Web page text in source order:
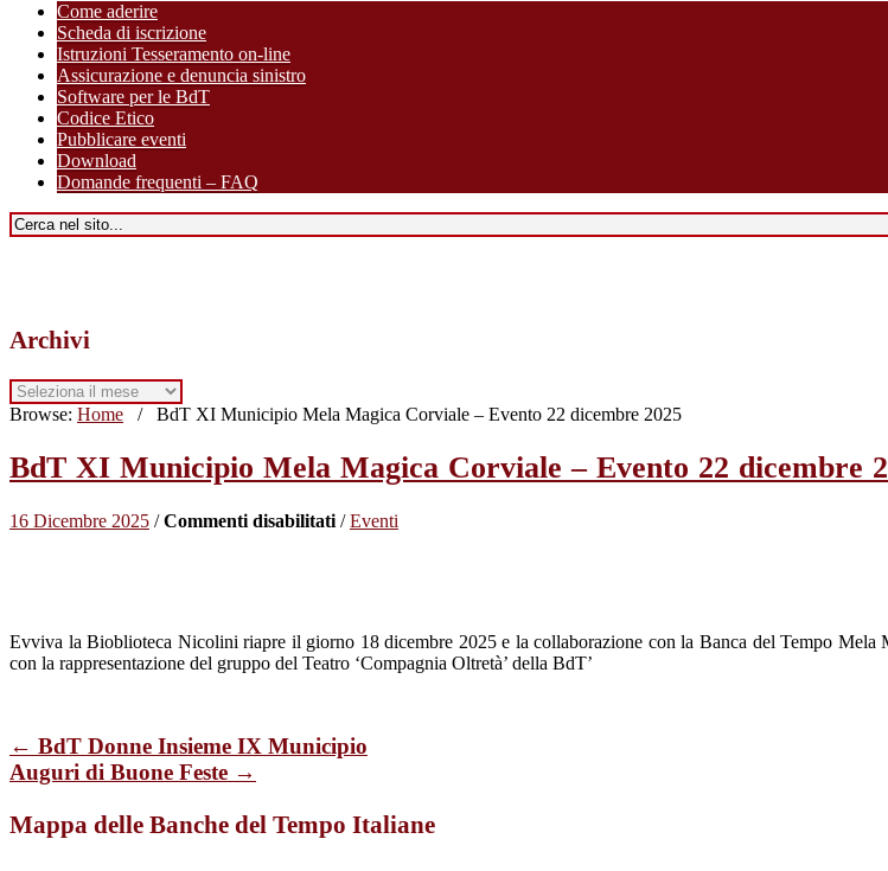
Come aderire
Scheda di iscrizione
Istruzioni Tesseramento on-line
Assicurazione e denuncia sinistro
Software per le BdT
Codice Etico
Pubblicare eventi
Download
Domande frequenti – FAQ
Archivi
Archivi
Browse: Home / BdT XI Municipio Mela Magica Corviale – Evento 22 dicembre 2025
BdT XI Municipio Mela Magica Corviale – Evento 22 dicembre
16 Dicembre 2025 /Commenti disabilitatisu
Corviale
–
dicembre
2025
/Eventi
Evviva la Bioblioteca Nicolini riapre il giorno 18 dicembre 2025 e la collaborazione con la Banca del Tempo Mela
con la rappresentazione del gruppo del Teatro ‘Compagnia Oltretà’ della BdT’
← BdT Donne Insieme IX Municipio
Auguri di Buone Feste →
Mappa delle Banche del Tempo Italiane